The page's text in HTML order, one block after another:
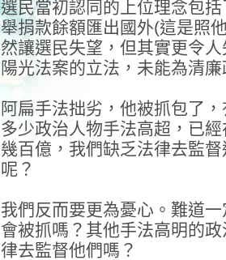
選民當初認同的上位理念包
舉捐款餘額匯出國外(這是照
然讓選民失望，但其實更令
陽光法案的立法，未能為清
阿扁手法拙劣，他被抓包了
多少政治人物手法高超，已
幾百億，我們缺乏法律去監
呢？
我們反而要更為憂心。難道
會被抓嗎？其他手法高明的
律去監督他們嗎？